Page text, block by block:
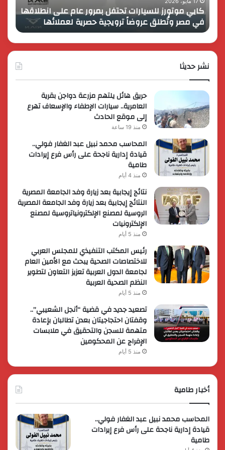
في
مصر
وتُطلق
عروضاً
ترويجية
حصرية
كايي موتورز للسيارات تحتفل بمرور عام على انطلاقها
في مصر وتُطلق عروضاً ترويجية حصرية لعملائها
جديدة
نشر حديثا
حريق هائل يلتهم مزرعة دواجن بقرية
العامرية.. سيارات الإطفاء والإسعاف تهرع
إلى موقع الحادث
منذ 19 ساعة
المحاسب محمد نبيل عبد الغفار فولي..
قيادة إدارية ناجحة على رأس فرع إيرادات
طامية
منذ 4 أيام
نتائج إيجابية بعد زيارة وفد الجامعة المصرية
النتائج إيجابية بعد زيارة وفد الجامعة المصرية
الروسية لمصنع الإلكترونياتروسية لمصنع
الإلكترونيات
منذ 5 أيام
رئيس المكتب التنفيذي للمجلس العربي
للاختصاصات الصحية يبحث مع الأمين العام
لجامعة الدول العربية تعزيز التعاون لتطوير
النظم الصحية العربية
منذ 5 أيام
تصعيد جديد في قضية “أنجل الشعيبي”..
وقفتان احتجاجيتان بعدن تطالبان بإعادة
متهمة للسجن والتحقيق في ملابسات
الإفراج عن المحكومين
منذ 5 أيام
أخبار طامية
المحاسب محمد نبيل عبد الغفار فولي..
قيادة إدارية ناجحة على رأس فرع إيرادات
طامية